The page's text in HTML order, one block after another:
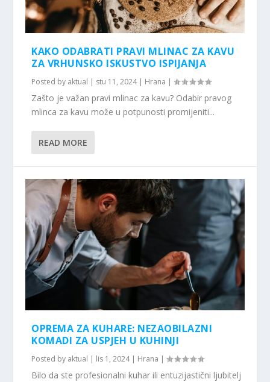
KAKO ODABRATI PRAVI MLINAC ZA KAVU
ZA VRHUNSKO ISKUSTVO ISPIJANJA
Posted by aktual | stu 11, 2024| Hrana |
Zašto je važan pravi mlinac za kavu? Odabir pravog
mlinca za kavu može u potpunosti promijeniti...
READ MORE
OPREMA ZA KUHARE: NEZAOBILAZNI
KOMADI ZA USPJEH U KUHINJI
Posted by aktual | lis 1, 2024| Hrana |
Bilo da ste profesionalni kuhar ili entuzijastični ljubitelj